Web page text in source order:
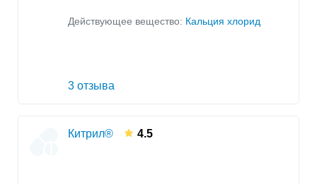
Действующее вещество: Кальция хлорид
3 отзыва
Китрил® 4.5